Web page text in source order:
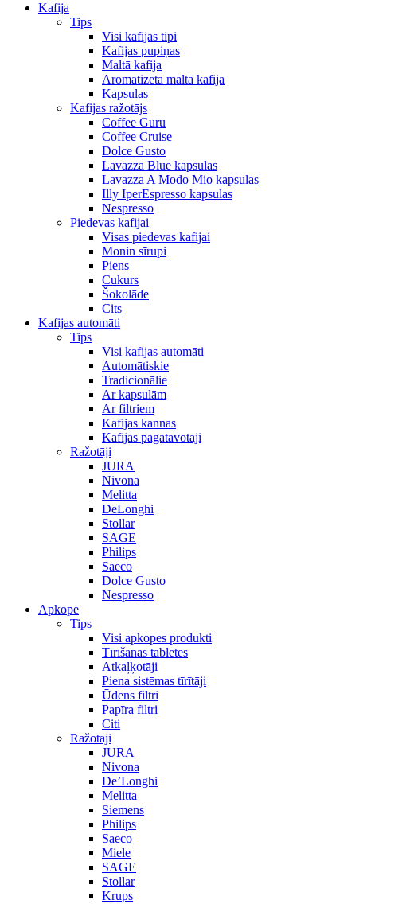
Kafija
Tips
Visi kafijas tipi
Kafijas pupiņas
Maltā kafija
Aromatizēta maltā kafija
Kapsulas
Kafijas ražotājs
Coffee Guru
Coffee Cruise
Dolce Gusto
Lavazza Blue kapsulas
Lavazza A Modo Mio kapsulas
Illy IperEspresso kapsulas
Nespresso
Piedevas kafijai
Visas piedevas kafijai
Monin sīrupi
Piens
Cukurs
Šokolāde
Cits
Kafijas automāti
Tips
Visi kafijas automāti
Automātiskie
Tradicionālie
Ar kapsulām
Ar filtriem
Kafijas kannas
Kafijas pagatavotāji
Ražotāji
JURA
Nivona
Melitta
DeLonghi
Stollar
SAGE
Philips
Saeco
Dolce Gusto
Nespresso
Apkope
Tips
Visi apkopes produkti
Tīrīšanas tabletes
Atkaļķotāji
Piena sistēmas tīrītāji
Ūdens filtri
Papīra filtri
Citi
Ražotāji
JURA
Nivona
De’Longhi
Melitta
Siemens
Philips
Saeco
Miele
SAGE
Stollar
Krups